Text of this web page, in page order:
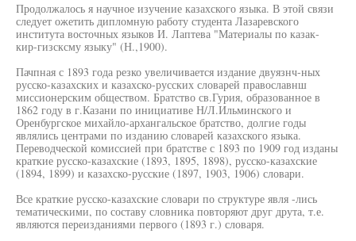
Продолжалось я научное изучение казахского языка. В этой связи
следует ожетить дипломную работу студента Лазаревского
института восточных языков И. Лаптева "Материалы по казак-
кир-гизсксму языку" (Н.,1900).
Пачпная с 1893 года резко увеличивается издание двуязнч-ных
русско-казахских и казахско-русских словарей православнш
миссионерским обществом. Братство св.Гурия, образованное в
1862 году в г.Казани по инициативе Н/Л.Ильминского и
Оренбургское михайло-архангальское братство, долгие годы
являлись центрами по изданию словарей казахского языка.
Переводческой комиссией при братстве с 1893 по 1909 год изданы
краткие русско-казахские (1893, 1895, 1898), русско-казахские
(1894, 1899) и казахско-русские (1897, 1903, 1906) словари.
Все краткие русско-казахские словари по структуре явля -лись
тематическими, по составу словника повторяют друг друта, т.е.
являются переизданиями первого (1893 г.) словаря.